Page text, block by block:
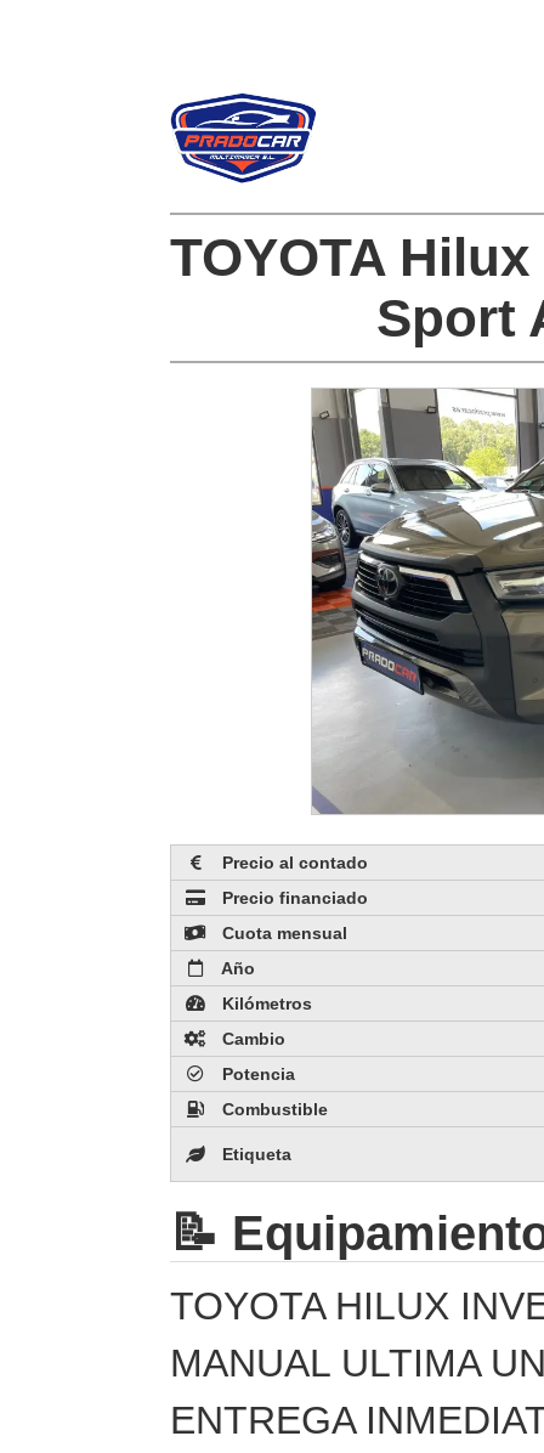
TOYOTA
Sport
Precio al contado
Precio financiado
Cuota mensual
Año
Kilómetros
Cambio
Potencia
Combustible
Etiqueta
📝
TOYOTA HILUX
MANUAL ULTIMA
ENTREGA